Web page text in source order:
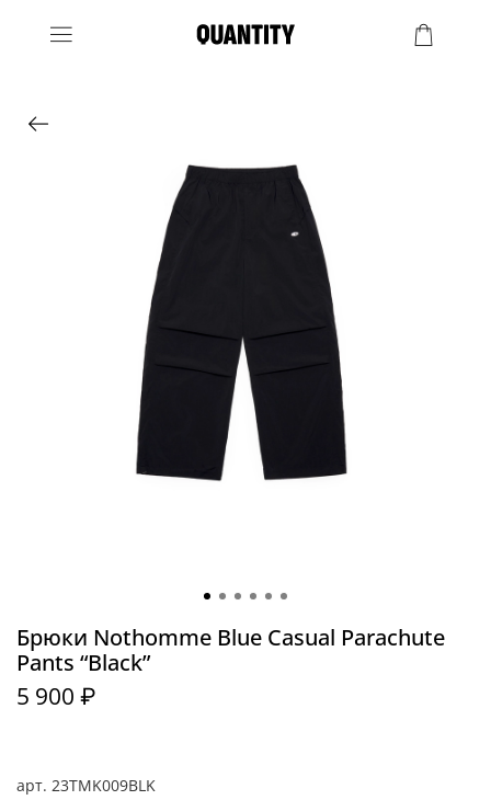
арт. 23TMK009BLK
Брюки Nothomme Blue Casual Parachute
Pants “Black”
5 900 ₽